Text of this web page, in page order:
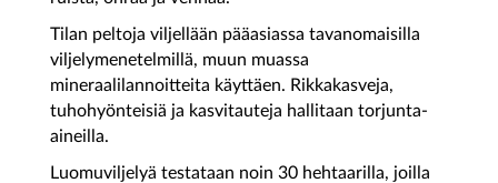
Tilan peltoja viljellään pääasiassa tavanomaisilla
viljelymenetelmillä, muun muassa
mineraalilannoitteita käyttäen. Rikkakasveja,
tuhohyönteisiä ja kasvitauteja hallitaan torjunta-
aineilla.
Luomuviljelyä testataan noin 30 hehtaarilla, joilla